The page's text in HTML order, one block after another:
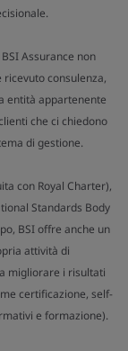
Assurance non
consulenza,
entità appartenente
che ci chiedono
di gestione.
con Royal Charter),
Standards Body
BSI offre anche un
attività di
migliorare i risultati
certificazione, self-
e formazione).